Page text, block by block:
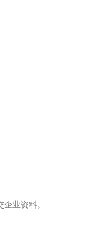
业资料。